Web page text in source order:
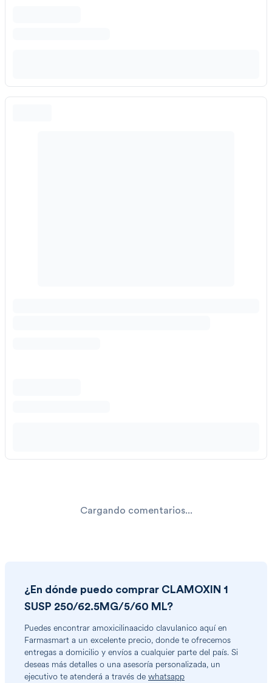
Cargando comentarios...
¿En dónde puedo comprar CLAMOXIN 1
SUSP 250/62.5MG/5/60 ML?
Puedes encontrar amoxicilinaacido clavulanico aquí en
Farmasmart a un excelente precio, donde te ofrecemos
entregas a domicilio y envíos a cualquier parte del país. Si
deseas más detalles o una asesoría personalizada, un
ejecutivo te atenderá a través de whatsapp